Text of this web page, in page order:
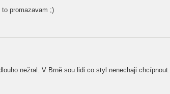
promazavam ;)
nežral. V Brně sou lidi co styl nenechaji chcípnout.